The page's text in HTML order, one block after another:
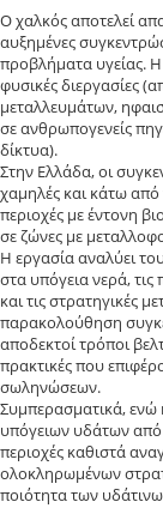
Ο χαλκός αποτελεί
αυξημένες
προβλήματα υγείας.
φυσικές διεργασίες
μεταλλευμάτων,
σε ανθρωπογενείς
δίκτυα).
Στην Ελλάδα, οι
χαμηλές και κάτω
περιοχές με έντονη
σε ζώνες με
Η εργασία αναλύει
στα υπόγεια νερά, τις
και τις στρατηγικές
παρακολούθηση
αποδεκτοί τρόποι
πρακτικές που
σωληνώσεων.
Συμπερασματικά, ενώ
υπόγειων υδάτων από
περιοχές καθιστά
ολοκληρωμένων
ποιότητα των